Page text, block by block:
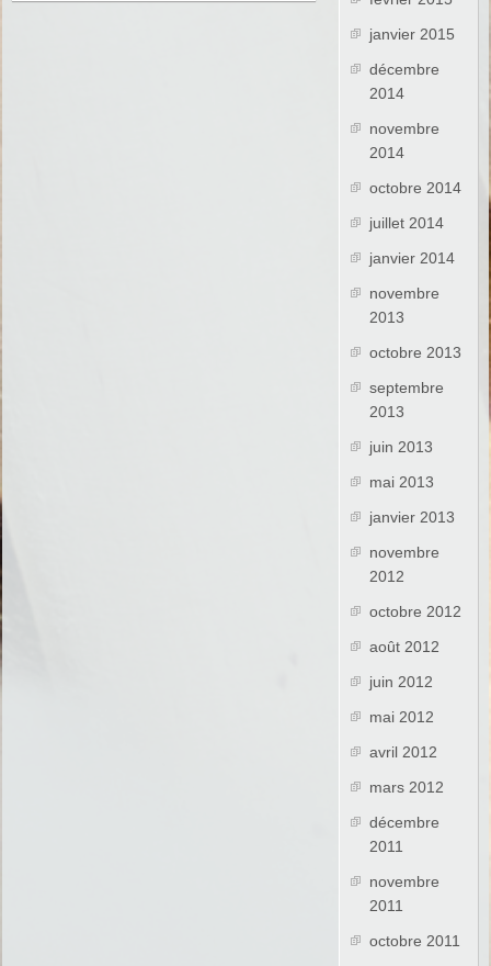
janvier 2015
décembre
2014
novembre
2014
octobre 2014
juillet 2014
janvier 2014
novembre
2013
octobre 2013
septembre
2013
juin 2013
mai 2013
janvier 2013
novembre
2012
octobre 2012
août 2012
juin 2012
mai 2012
avril 2012
mars 2012
décembre
2011
novembre
2011
octobre 2011